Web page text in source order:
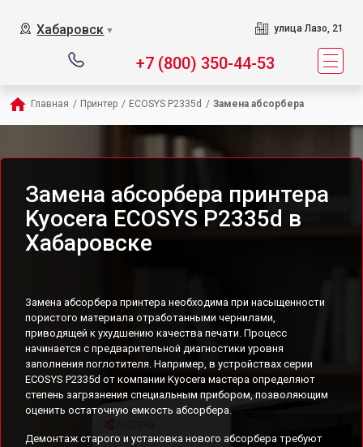
Хабаровск ▼ улица Лазо, 21
+7 (800) 350-44-53
Главная / Принтер / ECOSYS P2335d / Замена абсорбера
Замена абсорбера принтера
Kyocera ECOSYS P2335d в
Хабаровске
Замена абсорбера принтера необходима при насыщенности
пористого материала отработанными чернилами,
приводящей к ухудшению качества печати. Процесс
начинается с предварительной диагностики уровня
заполнения поглотителя. Например, в устройствах серии
ECOSYS P2335d от компании Kyocera мастера определяют
степень загрязнения специальным прибором, позволяющим
оценить остаточную емкость абсорбера.
Демонтаж старого и установка нового абсорбера требуют